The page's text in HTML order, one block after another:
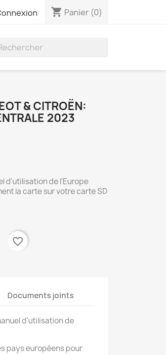
shopping_cart Panier (0)
& CITROËN:
2023
d'utilisation de l'Europe
la carte sur votre carte SD
favorite_border
Documents joints
d'utilisation de
pays européens pour